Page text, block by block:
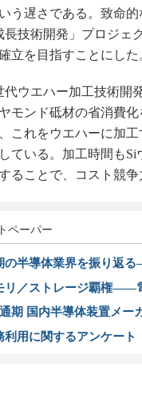
う遅さである。致命
長技術開発」プロジ
立を目指すことにした
ウエハー加工技術開
モンド砥材の省消費
これをウエハーに加
ている。加工時間も
ることで、コスト競争
ペーパー
の半導体業界を振り返
リ／ストレージ覇権――
期 国内半導体装置メー
用に関するアンケート